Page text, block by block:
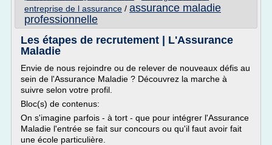
entreprise de l assurance / assurance maladie
professionnelle
Les étapes de recrutement | L'Assurance
Maladie
Envie de nous rejoindre ou de relever de nouveaux défis au
sein de l'Assurance Maladie ? Découvrez la marche à
suivre selon votre profil.
Bloc(s) de contenus:
On s'imagine parfois - à tort - que pour intégrer l'Assurance
Maladie l'entrée se fait sur concours ou qu'il faut avoir fait
une école particulière.